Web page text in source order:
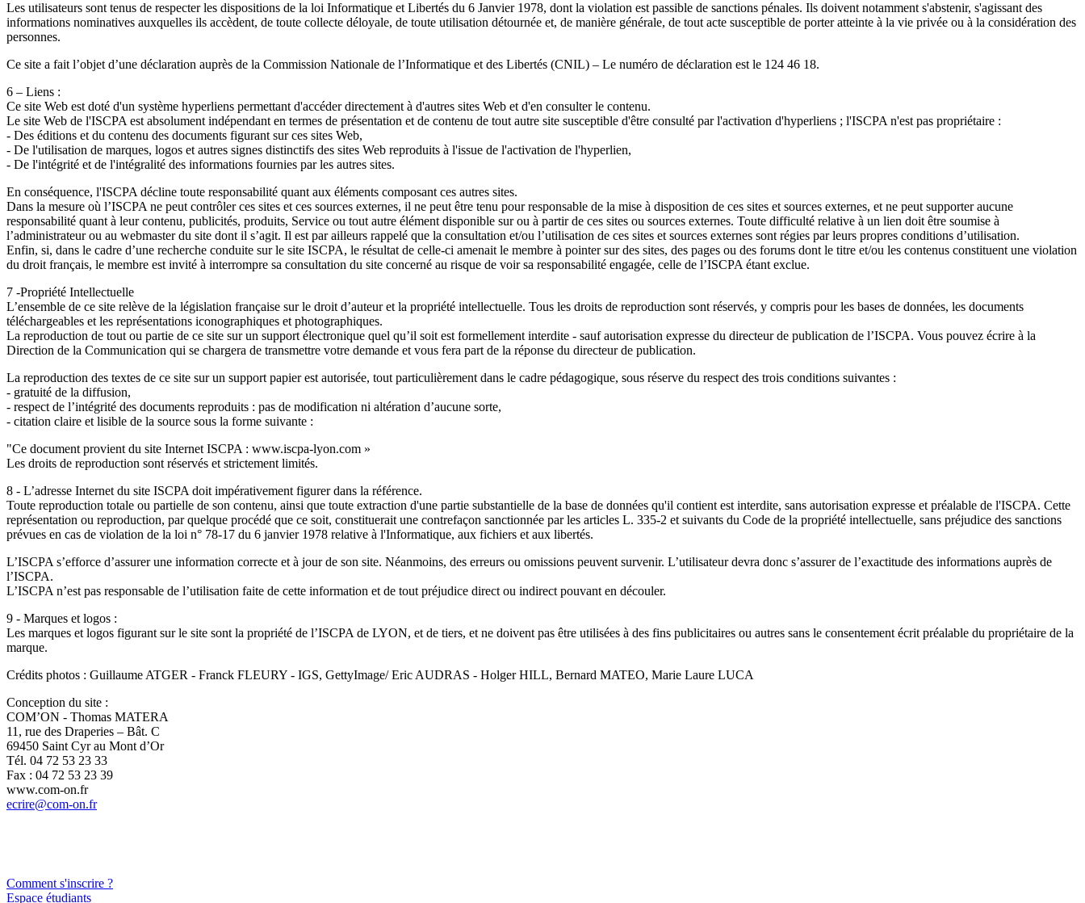
Les utilisateurs sont tenus de respecter les dispositions de la loi Informatique et Libertés du 6 Janvier 1978, dont la violation est passible de sanctions pénales. Ils doivent notamment s'abstenir, s'agissant des
informations nominatives auxquelles ils accèdent, de toute collecte déloyale, de toute utilisation détournée et, de manière générale, de tout acte susceptible de porter atteinte à la vie privée ou à la considération des
personnes.
Ce site a fait l’objet d’une déclaration auprès de la Commission Nationale de l’Informatique et des Libertés (CNIL) – Le numéro de déclaration est le 124 46 18.
6 – Liens :
Ce site Web est doté d'un système hyperliens permettant d'accéder directement à d'autres sites Web et d'en consulter le contenu.
Le site Web de l'ISCPA est absolument indépendant en termes de présentation et de contenu de tout autre site susceptible d'être consulté par l'activation d'hyperliens ; l'ISCPA n'est pas propriétaire :
- Des éditions et du contenu des documents figurant sur ces sites Web,
- De l'utilisation de marques, logos et autres signes distinctifs des sites Web reproduits à l'issue de l'activation de l'hyperlien,
- De l'intégrité et de l'intégralité des informations fournies par les autres sites.
En conséquence, l'ISCPA décline toute responsabilité quant aux éléments composant ces autres sites.
Dans la mesure où l’ISCPA ne peut contrôler ces sites et ces sources externes, il ne peut être tenu pour responsable de la mise à disposition de ces sites et sources externes, et ne peut supporter aucune
responsabilité quant à leur contenu, publicités, produits, Service ou tout autre élément disponible sur ou à partir de ces sites ou sources externes. Toute difficulté relative à un lien doit être soumise à
l’administrateur ou au webmaster du site dont il s’agit. Il est par ailleurs rappelé que la consultation et/ou l’utilisation de ces sites et sources externes sont régies par leurs propres conditions d’utilisation.
Enfin, si, dans le cadre d’une recherche conduite sur le site ISCPA, le résultat de celle-ci amenait le membre à pointer sur des sites, des pages ou des forums dont le titre et/ou les contenus constituent une violation
du droit français, le membre est invité à interrompre sa consultation du site concerné au risque de voir sa responsabilité engagée, celle de l’ISCPA étant exclue.
7 -Propriété Intellectuelle
L’ensemble de ce site relève de la législation française sur le droit d’auteur et la propriété intellectuelle. Tous les droits de reproduction sont réservés, y compris pour les bases de données, les documents
téléchargeables et les représentations iconographiques et photographiques.
La reproduction de tout ou partie de ce site sur un support électronique quel qu’il soit est formellement interdite - sauf autorisation expresse du directeur de publication de l’ISCPA. Vous pouvez écrire à la
Direction de la Communication qui se chargera de transmettre votre demande et vous fera part de la réponse du directeur de publication.
La reproduction des textes de ce site sur un support papier est autorisée, tout particulièrement dans le cadre pédagogique, sous réserve du respect des trois conditions suivantes :
- gratuité de la diffusion,
- respect de l’intégrité des documents reproduits : pas de modification ni altération d’aucune sorte,
- citation claire et lisible de la source sous la forme suivante :
"Ce document provient du site Internet ISCPA : www.iscpa-lyon.com »
Les droits de reproduction sont réservés et strictement limités.
8 - L’adresse Internet du site ISCPA doit impérativement figurer dans la référence.
Toute reproduction totale ou partielle de son contenu, ainsi que toute extraction d'une partie substantielle de la base de données qu'il contient est interdite, sans autorisation expresse et préalable de l'ISCPA. Cette
représentation ou reproduction, par quelque procédé que ce soit, constituerait une contrefaçon sanctionnée par les articles L. 335-2 et suivants du Code de la propriété intellectuelle, sans préjudice des sanctions
prévues en cas de violation de la loi n° 78-17 du 6 janvier 1978 relative à l'Informatique, aux fichiers et aux libertés.
L’ISCPA s’efforce d’assurer une information correcte et à jour de son site. Néanmoins, des erreurs ou omissions peuvent survenir. L’utilisateur devra donc s’assurer de l’exactitude des informations auprès de
l’ISCPA.
L’ISCPA n’est pas responsable de l’utilisation faite de cette information et de tout préjudice direct ou indirect pouvant en découler.
9 - Marques et logos :
Les marques et logos figurant sur le site sont la propriété de l’ISCPA de LYON, et de tiers, et ne doivent pas être utilisées à des fins publicitaires ou autres sans le consentement écrit préalable du propriétaire de la
marque.
Crédits photos : Guillaume ATGER - Franck FLEURY - IGS, GettyImage/ Eric AUDRAS - Holger HILL, Bernard MATEO, Marie Laure LUCA
Conception du site :
COM’ON - Thomas MATERA
11, rue des Draperies – Bât. C
69450 Saint Cyr au Mont d’Or
Tél. 04 72 53 23 33
Fax : 04 72 53 23 39
www.com-on.fr
ecrire@com-on.fr
Comment s'inscrire ?
Espace étudiants